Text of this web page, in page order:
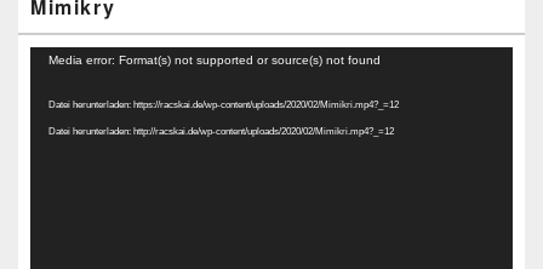
Mimikry
Video-
Media error: Format(s) not supported or source(s) not found
Datei herunterladen: https://racskai.de/wp-content/uploads/2020/02/Mimikri.mp4?_=12
Datei herunterladen: http://racskai.de/wp-content/uploads/2020/02/Mimikri.mp4?_=12